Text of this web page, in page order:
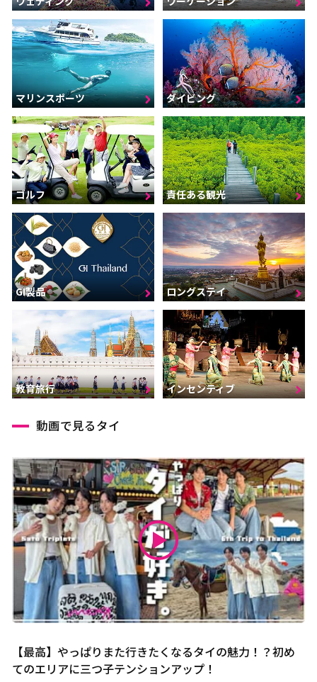
マリンスポーツ ダイビング
ゴルフ 責任ある観光
GI製品 ロングステイ
教育旅行 インセンティブ
動画で見るタイ
【最高】やっぱりまた行きたくなるタイの魅力！？初め
てのエリアに三つ子テンションアップ！